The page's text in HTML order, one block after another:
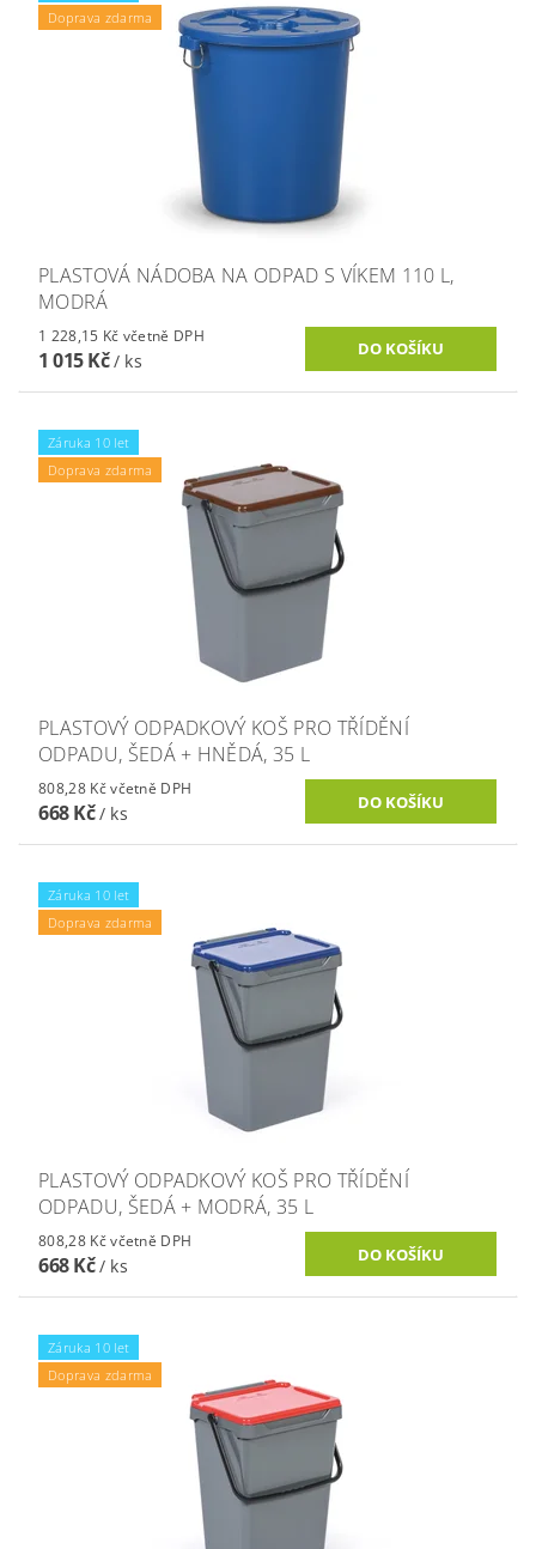
Doprava zdarma
PLASTOVÁ NÁDOBA NA ODPAD S VÍKEM 110 L,
MODRÁ
1 228,15 Kč včetně DPH
1 015 Kč/ ks
Záruka 10 let
Doprava zdarma
PLASTOVÝ ODPADKOVÝ KOŠ PRO TŘÍDĚNÍ
ODPADU, ŠEDÁ + HNĚDÁ, 35 L
808,28 Kč včetně DPH
668 Kč/ ks
Záruka 10 let
Doprava zdarma
PLASTOVÝ ODPADKOVÝ KOŠ PRO TŘÍDĚNÍ
ODPADU, ŠEDÁ + MODRÁ, 35 L
808,28 Kč včetně DPH
668 Kč/ ks
Záruka 10 let
Doprava zdarma